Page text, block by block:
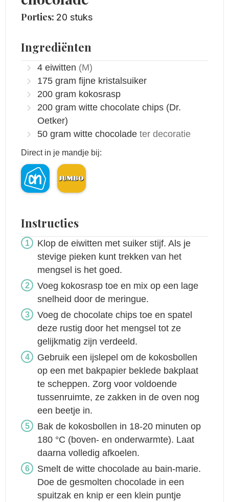
Porties: 20 stuks
Ingrediënten
4 eiwitten (M)
175 gram fijne kristalsuiker
200 gram kokosrasp
200 gram witte chocolate chips (Dr.
Oetker)
50 gram witte chocolade ter decoratie
Direct in je mandje bij:
Instructies
Klop de eiwitten met suiker stijf. Als je
stevige pieken kunt trekken van het
mengsel is het goed.
Voeg kokosrasp toe en mix op een lage
snelheid door de meringue.
Voeg de chocolate chips toe en spatel
deze rustig door het mengsel tot ze
gelijkmatig zijn verdeeld.
Gebruik een ijslepel om de kokosbollen
op een met bakpapier beklede bakplaat
te scheppen. Zorg voor voldoende
tussenruimte, ze zakken in de oven nog
een beetje in.
Bak de kokosbollen in 18-20 minuten op
180 °C (boven- en onderwarmte). Laat
daarna volledig afkoelen.
Smelt de witte chocolade au bain-marie.
Doe de gesmolten chocolade in een
spuitzak en knip er een klein puntje